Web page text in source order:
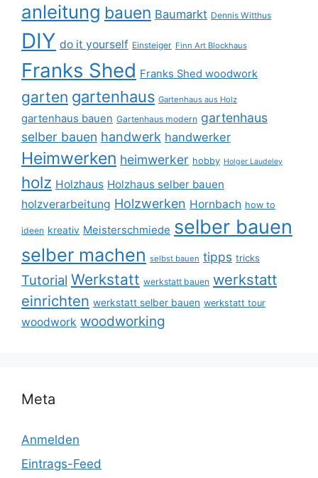
anleitung bauen Baumarkt Dennis Witthus
DIY do it yourself Einsteiger Finn Art Blockhaus
Franks Shed Franks Shed woodwork
garten gartenhaus Gartenhaus aus Holz
gartenhaus bauen Gartenhaus modern gartenhaus
selber bauen handwerk handwerker
Heimwerken heimwerker hobby Holger Laudeley
holz Holzhaus Holzhaus selber bauen
holzverarbeitung Holzwerken Hornbach how to
ideen kreativ Meisterschmiede selber bauen
selber machen selbst bauen tipps tricks
Tutorial Werkstatt werkstatt bauen werkstatt
einrichten werkstatt selber bauen werkstatt tour
woodwork woodworking
Meta
Anmelden
Eintrags-Feed